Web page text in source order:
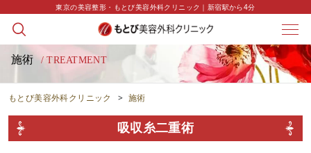
東京の美容整形・もとび美容外科クリニック｜新宿駅から4分
施術 / TREATMENT
もとび美容外科クリニック > 施術
吸収糸二重術